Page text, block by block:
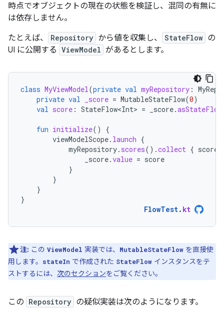
時点でオブジェクトの現在の状態を検証し、混同の有無に
は依存しません。
たとえば、
Repository から値を収集し、 StateFlow の
UI に公開する ViewModel があるとします。
class MyViewModel(private val myRepository :
private val _score = MutableStateFlow(0)
val score : StateFlow<Int> = _score.asStateFlow
fun initialize()
{
viewModelScope. launch {
myRepository. scores().collect { score
_score.value = score
}
}
}
}
FlowTest. kt
注: この ViewModel 実装では、 MutableStateFlow を直接使
用します。
stateIn で作成された StateFlow インスタンスをテ
ストするには、 次のセクションをご覧ください。
この Repository の疑似実装は次のようになります。